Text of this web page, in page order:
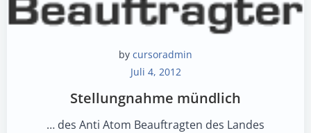
by cursoradmin
Juli 4, 2012
Stellungnahme mündlich
… des Anti Atom Beauftragten des Landes